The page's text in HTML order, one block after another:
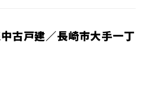
古戸建／長崎市大手一丁